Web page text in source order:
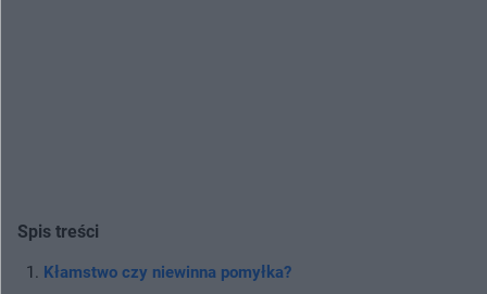
Spis treści
Kłamstwo czy niewinna pomyłka?